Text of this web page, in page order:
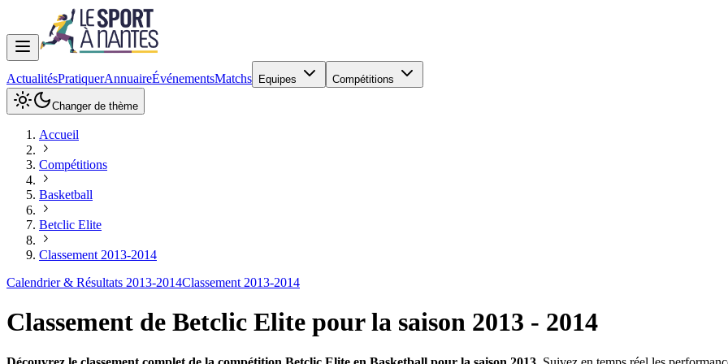
ActualitésPratiquerAnnuaireÉvénementsMatchs Equipes Compétitions
Changer de thème
Accueil
Compétitions
Basketball
Betclic Elite
Classement 2013-2014
Calendrier & Résultats 2013-2014Classement 2013-2014
Classement de Betclic Elite pour la saison 2013 - 2014